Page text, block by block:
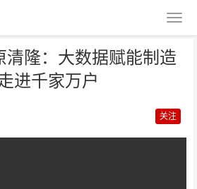
清隆：大数据赋能制造
进千家万户
关注